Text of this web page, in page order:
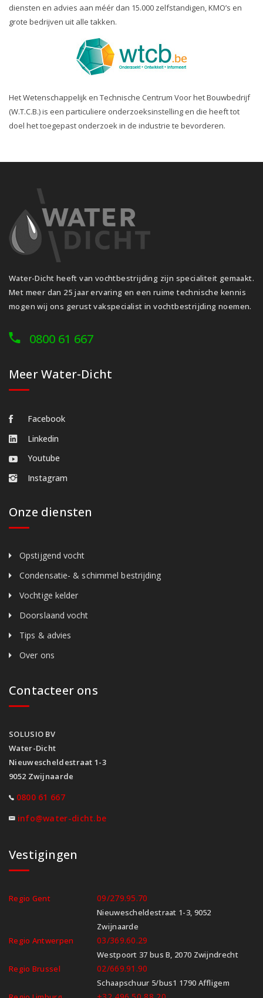
diensten en advies aan méér dan 15.000 zelfstandigen, KMO’s en
grote bedrijven uit alle takken.
Het Wetenschappelijk en Technische Centrum Voor het Bouwbedrijf
(W.T.C.B.) is een particuliere onderzoeksinstelling en die heeft tot
doel het toegepast onderzoek in de industrie te bevorderen.
Water-Dicht heeft van vochtbestrijding zijn specialiteit gemaakt.
Met meer dan 25 jaar ervaring en een ruime technische kennis
mogen wij ons gerust vakspecialist in vochtbestrijding noemen.
0800 61 667
Meer Water-Dicht
Facebook
Linkedin
Youtube
Instagram
Onze diensten
Opstijgend vocht
Condensatie- & schimmel bestrijding
Vochtige kelder
Doorslaand vocht
Tips & advies
Over ons
Contacteer ons
SOLUSIO BV
Water-Dicht
Nieuwescheldestraat 1-3
9052 Zwijnaarde
0800 61 667
info@water-dicht.be
Vestigingen
Regio Gent 09/279.95.70
Nieuwescheldestraat 1-3, 9052
Zwijnaarde
Regio Antwerpen
03/369.60.29
Westpoort 37 bus B, 2070 Zwijndrecht
Regio Brussel
02/669.91.90
Schaapschuur 5/bus1 1790 Affligem